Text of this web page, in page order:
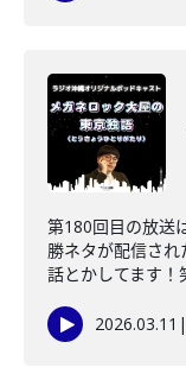
第180回目の放送
勝ネタが配信さ
話とかしてます！
2026.03.11 |